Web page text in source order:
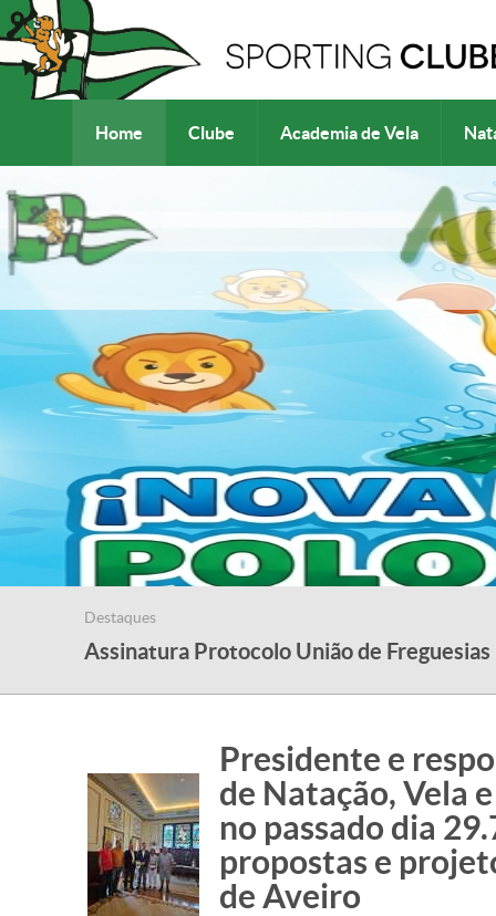
Home Clube Academia de Vela
Destaques
Assinatura Protocolo União de Freguesias
Presidente e
de Natação, Vela
no passado dia
propostas e
de Aveiro